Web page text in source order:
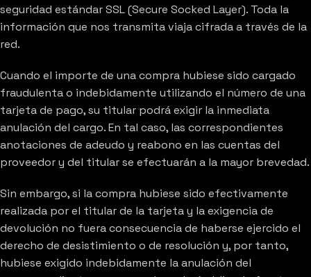
seguridad estándar SSL (Secure Socked Layer). Toda la
información que nos transmita viaja cifrada a través de la
red.
Cuando el importe de una compra hubiese sido cargado
fraudulenta o indebidamente utilizando el número de una
tarjeta de pago, su titular podrá exigir la inmediata
anulación del cargo. En tal caso, las correspondientes
anotaciones de adeudo y reabono en las cuentas del
proveedor y del titular se efectuarán a la mayor brevedad.
Sin embargo, si la compra hubiese sido efectivamente
realizada por el titular de la tarjeta y la exigencia de
devolución no fuera consecuencia de haberse ejercido el
derecho de desistimiento o de resolución y, por tanto,
hubiese exigido indebidamente la anulación del